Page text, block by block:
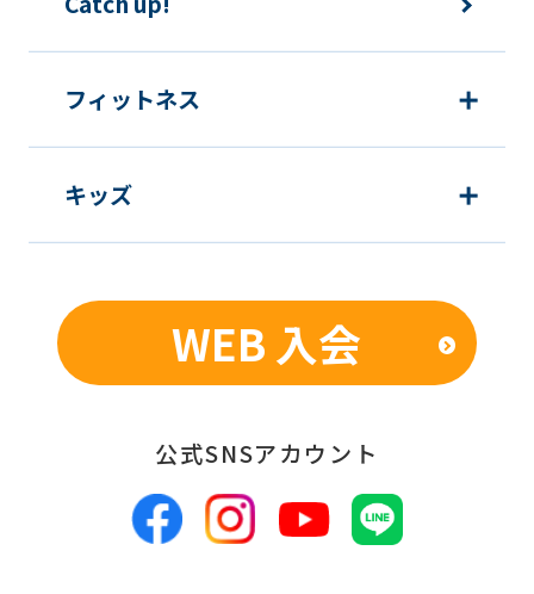
フィットネス
キッズ
WEB 入会
公式SNSアカウント